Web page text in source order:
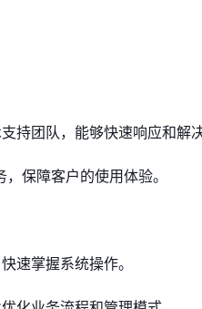
持团队，能够快速响应和解
保障客户的使用体验。
速掌握系统操作。